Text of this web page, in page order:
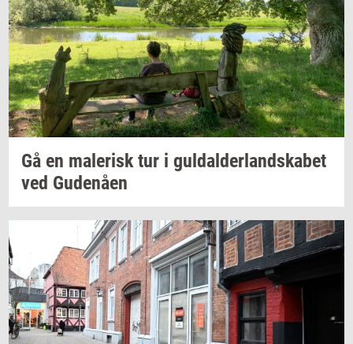
Gå en ma­le­risktur i gul­dal­der­land­ska­bet
ved Gu­denå­en